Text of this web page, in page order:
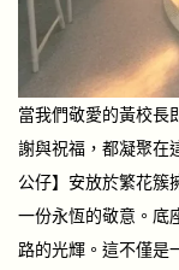
當我們敬愛的黃校長
謝與祝福，都凝聚在
公仔】安放於繁花簇
一份永恆的敬意。底
路的光輝。這不僅是